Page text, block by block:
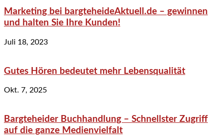
Marketing bei bargteheideAktuell.de – gewinnen
und halten Sie Ihre Kunden!
Juli 18, 2023
Gutes Hören bedeutet mehr Lebensqualität
Okt. 7, 2025
Bargteheider Buchhandlung – Schnellster Zugriff
auf die ganze Medienvielfalt